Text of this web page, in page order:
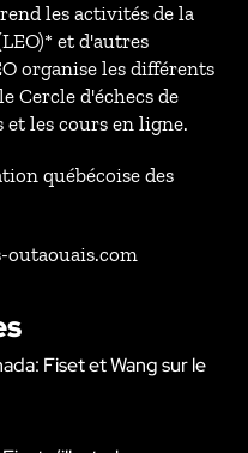
les activités de la
et d'autres
organise les différents
Cercle d'échecs de
les cours en ligne.
québécoise des
outaouais.com
Fiset et Wang sur le